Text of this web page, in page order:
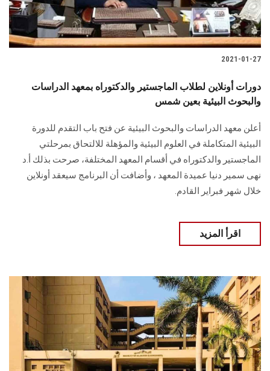
2021-01-27
دورات أونلاين لطلاب الماجستير والدكتوراه بمعهد الدراسات
والبحوث البيئية بعين شمس
أعلن معهد الدراسات والبحوث البيئية عن فتح باب التقدم للدورة
البيئية المتكاملة في العلوم البيئية والمؤهلة للالتحاق بمرحلتي
الماجستير والدكتوراه في أقسام المعهد المختلفة، صرحت بذلك أ.د
نهى سمير دنيا عميدة المعهد ، وأضافت أن البرنامج سيعقد أونلاين
خلال شهر فبراير القادم.
اقرأ المزيد